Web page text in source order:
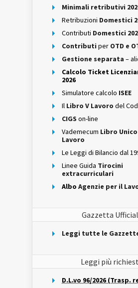
Minimali retributivi
Retribuzioni Domestici
Contributi Domestici
Contributi per OTD e
Gestione separata –
Calcolo Ticket
2026
Simulatore calcolo ISEE
Il Libro V Lavoro del
CIGS on-line
Vademecum Libro
Lavoro
Le Leggi di Bilancio dal
Linee Guida Tirocini
extracurriculari
Albo Agenzie per il
Gazzetta
Leggi tutte le
Leggi più
D.L.vo 96/2026 (Trasp.